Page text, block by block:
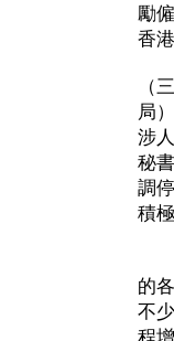
勵
香
（
局
涉
秘
調
積
今
的
不